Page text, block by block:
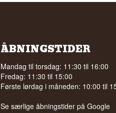
ÅBNINGSTIDER
Mandag til torsdag: 11:30 til 16:00
Fredag: 11:30 til 15:00
Første lørdag i måneden: 10:00 til
Se særlige åbningstider på Google